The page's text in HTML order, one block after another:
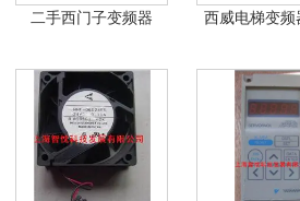
二手西门子变频器 西威电梯变频